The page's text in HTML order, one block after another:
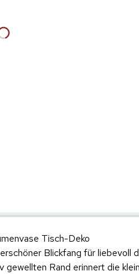
Tisch-Deko
Blickfang für
gewellten Rand erinnert die